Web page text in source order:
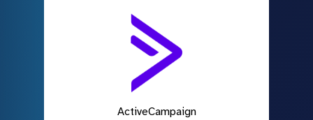
ActiveCampaign